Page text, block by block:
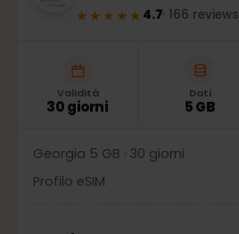
★★★★★ 4.7· 166 reviews
Validità
30 giorni
Dati
5 GB
Georgia 5 GB · 30 giorni
Profilo eSIM